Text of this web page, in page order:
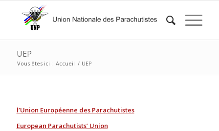
UEP
Vous êtes ici : Accueil / UEP
l’Union Européenne des Parachutistes
European Parachutists’ Union